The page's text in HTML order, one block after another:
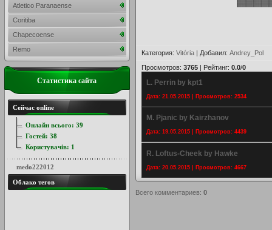
Категория: Vitória | Добавил: Andrey_Pol
Просмотров: 3765 | Рейтинг: 0.0/0
L. Perrin by kpt1
Дата: 21.05.2015 | Просмотров: 2534
M. Pjanic by Kairzhanov
Дата: 19.05.2015 | Просмотров: 4439
R. Loftus-Cheek by Hawke
Дата: 20.05.2015 | Просмотров: 4667
Всего комментариев: 0
Atletico Paranaense
Coritiba
Chapecoense
Remo
Статистика сайта
Сейчас online
Онлайн всього: 39
Гостей: 38
Користувачів: 1
medo222012
Облако тегов